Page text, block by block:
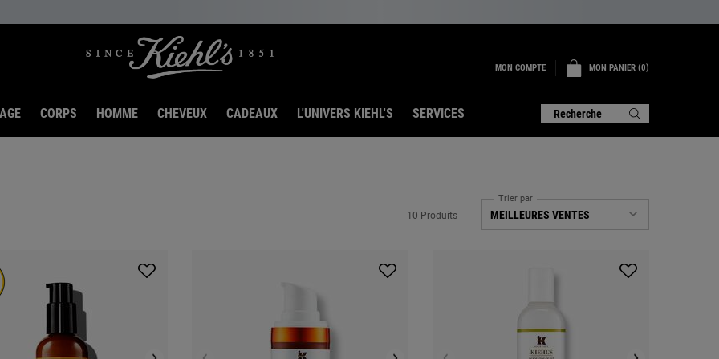
MON COMPTE MON PANIER 0
0 PRODUIT
CORPS HOMME CHEVEUX CADEAUX L'UNIVERS KIEHL'S SERVICES Recherche
10 Produits
Trier par